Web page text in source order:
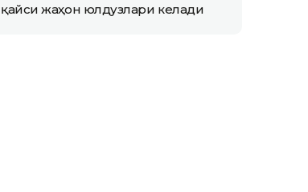
қайси жаҳон юлдузлари келади